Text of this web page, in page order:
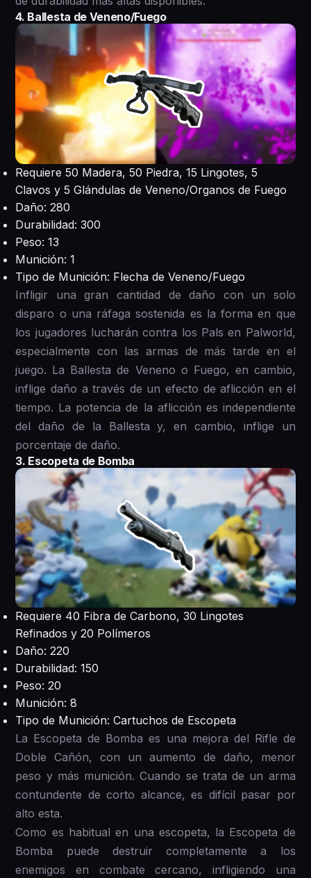
4. Ballesta de Veneno/Fuego
Requiere 50 Madera, 50 Piedra, 15 Lingotes, 5
Clavos y 5 Glándulas de Veneno/Organos de Fuego
Daño: 280
Durabilidad: 300
Peso: 13
Munición: 1
Tipo de Munición: Flecha de Veneno/Fuego
Infligir una gran cantidad de daño con un solo
disparo o una ráfaga sostenida es la forma en que
los jugadores lucharán contra los Pals en Palworld,
especialmente con las armas de más tarde en el
juego. La Ballesta de Veneno o Fuego, en cambio,
inflige daño a través de un efecto de aflicción en el
tiempo. La potencia de la aflicción es independiente
del daño de la Ballesta y, en cambio, inflige un
porcentaje de daño.
3. Escopeta de Bomba
Requiere 40 Fibra de Carbono, 30 Lingotes
Refinados y 20 Polímeros
Daño: 220
Durabilidad: 150
Peso: 20
Munición: 8
Tipo de Munición: Cartuchos de Escopeta
La Escopeta de Bomba es una mejora del Rifle de
Doble Cañón, con un aumento de daño, menor
peso y más munición. Cuando se trata de un arma
contundente de corto alcance, es difícil pasar por
alto esta.
Como es habitual en una escopeta, la Escopeta de
Bomba puede destruir completamente a los
enemigos en combate cercano, infligiendo una